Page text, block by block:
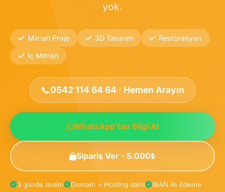
yok.
Mimari Proje 3D Tasarım Restorasyon
İç Mimari
📞0542 114 64 64 · Hemen Arayın
WhatsApp'tan Bilgi Al
Sipariş Ver - 5.000₺
3 günde teslim Domain + Hosting dahil IBAN ile ödeme